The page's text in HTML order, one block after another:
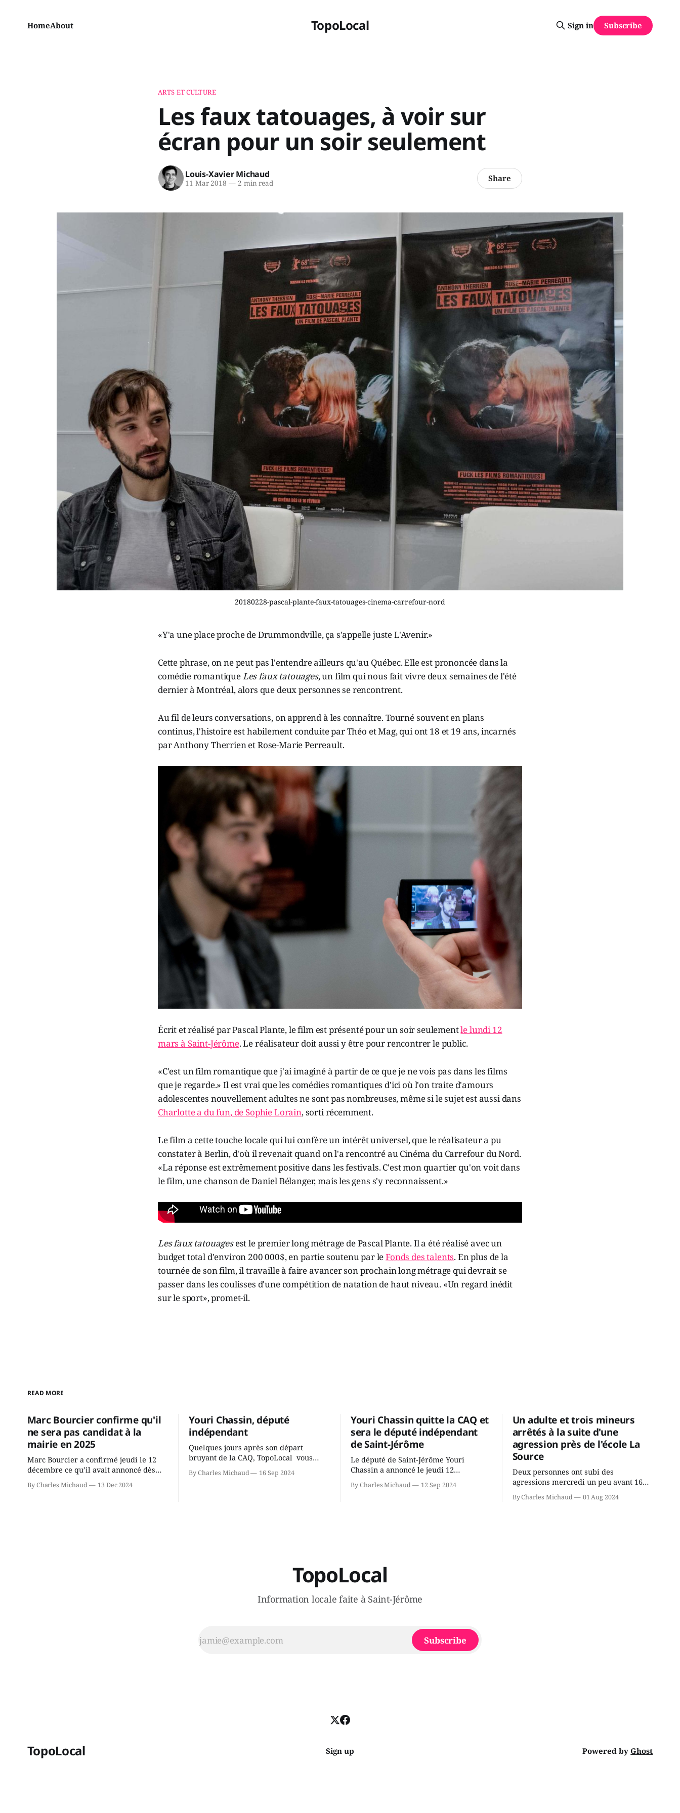
TopoLocal
HomeAbout Sign in Subscribe
ARTS ET CULTURE
Les faux tatouages, à voir sur
écran pour un soir seulement
Louis-Xavier Michaud
11 Mar 2018 —2 min read Share
20180228-pascal-plante-faux-tatouages-cinema-carrefour-nord
«Y'a une place proche de Drummondville, ça s'appelle juste L'Avenir.»
Cette phrase, on ne peut pas l'entendre ailleurs qu'au Québec. Elle est prononcée dans la
comédie romantiqueLes faux tatouages, un film qui nous fait vivre deux semaines de l'été
dernier à Montréal, alors que deux personnes se rencontrent.
Au fil de leurs conversations, on apprend à les connaître. Tourné souvent en plans
continus, l'histoire est habilement conduite par Théo et Mag, qui ont 18 et 19 ans, incarnés
par Anthony Therrien et Rose-Marie Perreault.
Écrit et réalisé par Pascal Plante, le film est présenté pour un soir seulementle lundi 12
mars à Saint-Jérôme. Le réalisateur doit aussi y être pour rencontrer le public.
«C'est un film romantique que j'ai imaginé à partir de ce que je ne vois pas dans les films
que je regarde.» Il est vrai que les comédies romantiques d'ici où l'on traite d'amours
adolescentes nouvellement adultes ne sont pas nombreuses, même si le sujet est aussi dans
Charlotte a du fun, de Sophie Lorain, sorti récemment.
Le film a cette touche locale qui lui confère un intérêt universel, que le réalisateur a pu
constater à Berlin, d'où il revenait quand on l'a rencontré au Cinéma du Carrefour du Nord.
«La réponse est extrêmement positive dans les festivals. C'est mon quartier qu'on voit dans
le film, une chanson de Daniel Bélanger, mais les gens s'y reconnaissent.»
Les faux tatouagesest le premier long métrage de Pascal Plante. Il a été réalisé avec un
budget total d'environ 200 000$, en partie soutenu par leFonds des talents. En plus de la
tournée de son film, il travaille à faire avancer son prochain long métrage qui devrait se
passer dans les coulisses d'une compétition de natation de haut niveau. «Un regard inédit
sur le sport», promet-il.
READ MORE
Marc Bourcier confirme qu'il
ne sera pas candidat à la
mairie en 2025
Marc Bourcier a confirmé jeudi le 12
décembre ce qu’il avait annoncé dès
2021: il ne sollicitera pas de deuxième
mandat à titre de maire de Saint-
By Charles Michaud 13 Dec 2024
Youri Chassin, député
indépendant
Quelques jours après son départ
bruyant de la CAQ, TopoLocal vous
présente une conversation avec Youri
Chassin. Nous avons causé de sa
By Charles Michaud 16 Sep 2024
Youri Chassin quitte la CAQ et
sera le député indépendant
de Saint-Jérôme
Le député de Saint-Jérôme Youri
Chassin a annoncé le jeudi 12
septembre qu'il quitte le caucus de la
Coalition Avenir Québec de François
By Charles Michaud 12 Sep 2024
Un adulte et trois mineurs
arrêtés à la suite d'une
agression près de l'école La
Source
Deux personnes ont subi des
agressions mercredi un peu avant 16h
à proximité de l'école primaire La
Source dans le secteur Bellefeuille de
By Charles Michaud 01 Aug 2024
TopoLocal
Information locale faite à Saint-Jérôme
Subscribe
TopoLocal Sign up Powered byGhost